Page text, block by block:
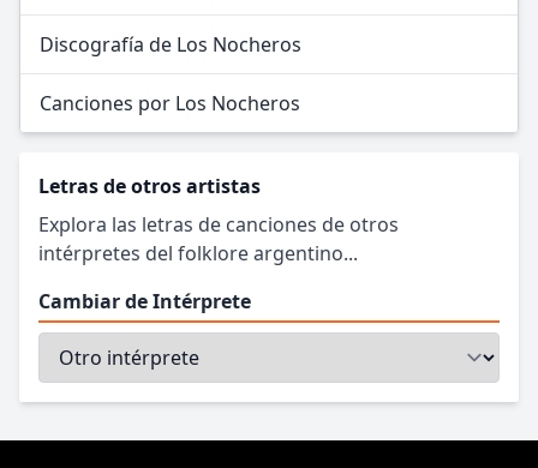
Discografía de Los Nocheros
Canciones por Los Nocheros
Letras de otros artistas
Explora las letras de canciones de otros
intérpretes del folklore argentino...
Cambiar de Intérprete